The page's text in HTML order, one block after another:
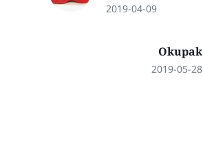
2019-04-09
Okupak
2019-05-28